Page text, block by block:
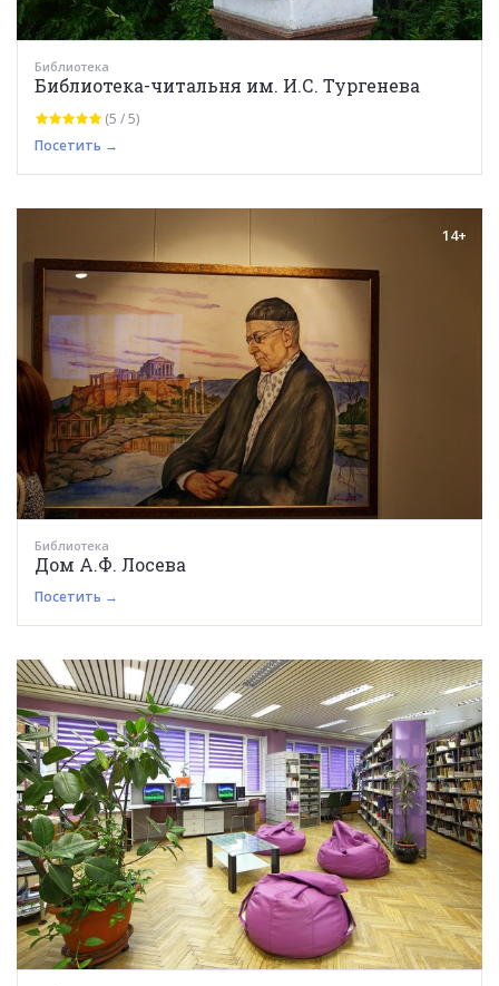
Библиотека
Библиотека-читальня им. И.С. Тургенева
(5 / 5)
Посетить →
14+
Библиотека
Дом А.Ф. Лосева
Посетить →